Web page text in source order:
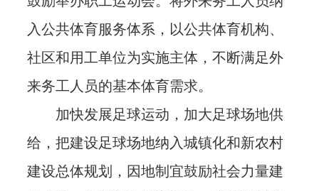
入公共体育服务体系，以公共体育机构、
社区和用工单位为实施主体，不断满足外
来务工人员的基本体育需求。
加快发展足球运动，加大足球场地供
给，把建设足球场地纳入城镇化和新农村
建设总体规划，因地制宜鼓励社会力量建